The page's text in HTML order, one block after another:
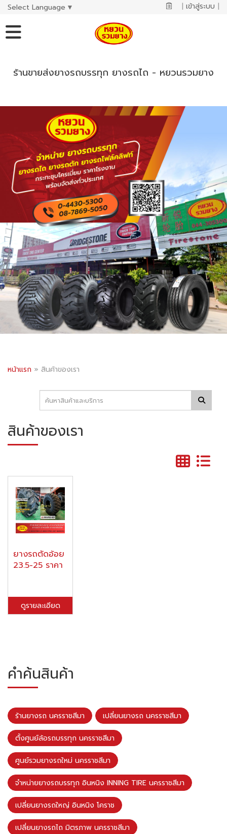
Select Language ▼ | เข้าสู่ระบบ |
ร้านขายส่งยางรถบรรทุก ยางรถไถ - หยวนรวมยาง
หน้าแรก » สินค้าของเรา
สินค้าของเรา
ยางรถตัดอ้อย
23.5-25 ราคา
ดูรายละเอียด
คำค้นสินค้า
ร้านยางรถ นครราชสีมา เปลี่ยนยางรถ นครราชสีมา
ตั้งศูนย์ล้อรถบรรทุก นครราชสีมา
ศูนย์รวมยางรถใหม่ นครราชสีมา
จำหน่ายยางรถบรรทุก อินหนิง INNING TIRE นครราชสีมา
เปลี่ยนยางรถใหญ่ อินหนิง โคราช
เปลี่ยนยางรถไถ มิตรภาพ นครราชสีมา